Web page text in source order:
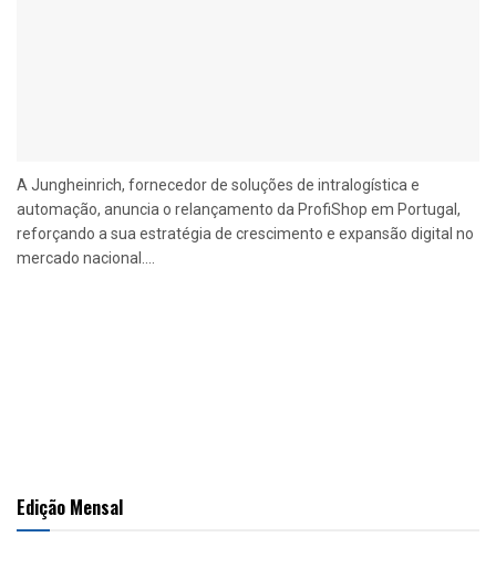
A Jungheinrich, fornecedor de soluções de intralogística e
automação, anuncia o relançamento da ProfiShop em Portugal,
reforçando a sua estratégia de crescimento e expansão digital no
mercado nacional....
Edição Mensal